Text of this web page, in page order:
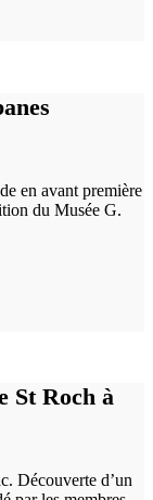
en avant première
du Musée G.
St Roch à
Découverte d’un